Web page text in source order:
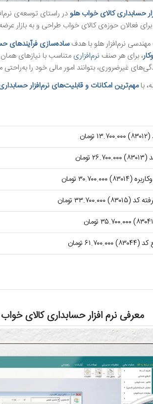
حسابداری کالای خواب هلو در راستای توسعه‌ی
فعالان حوزه‌ی کالای خواب طراحی و به بازار
نرم‌افزار هلو با هدفساده‌سازی فرآیندهای
، برای هر صنف نرم‌افزاری متناسب با نیازهای
غیرضروری، بتوانند امور مالی خود را به‌راحتی
بامهم‌ترین امکانات و قابلیت‌های نرم‌افزار
تومان
تومان
تومان
معرفی نرم افزار حسابداری کالای